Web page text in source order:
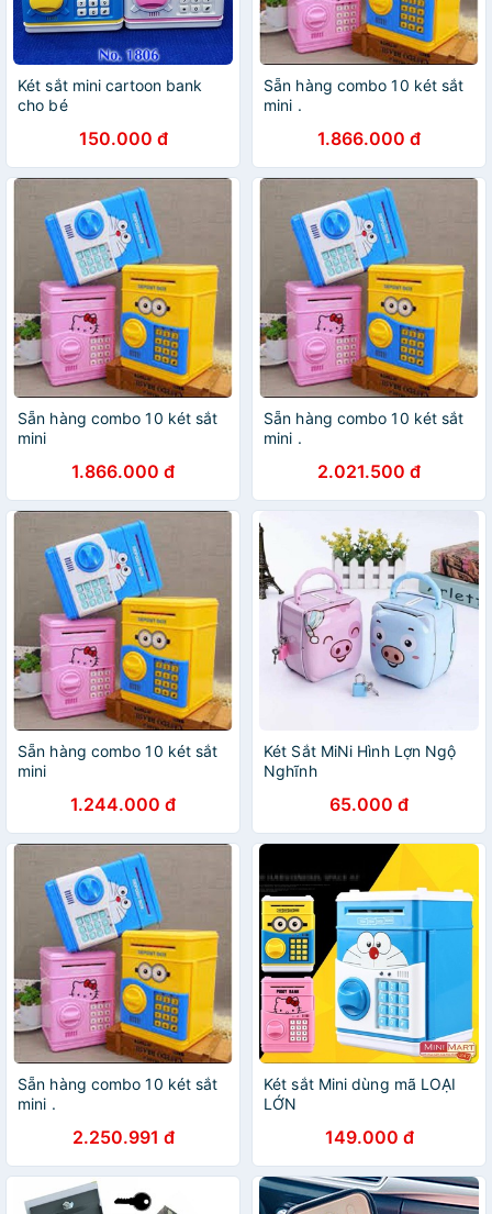
Két sắt mini cartoon bank
cho bé
150.000 đ
Sẵn hàng combo 10 két sắt
mini .
1.866.000 đ
Sẵn hàng combo 10 két sắt
mini
1.866.000 đ
Sẵn hàng combo 10 két sắt
mini .
2.021.500 đ
Sẵn hàng combo 10 két sắt
mini
1.244.000 đ
Két Sắt MiNi Hình Lợn Ngộ
Nghĩnh
65.000 đ
Sẵn hàng combo 10 két sắt
mini .
2.250.991 đ
Két sắt Mini dùng mã LOẠI
LỚN
149.000 đ